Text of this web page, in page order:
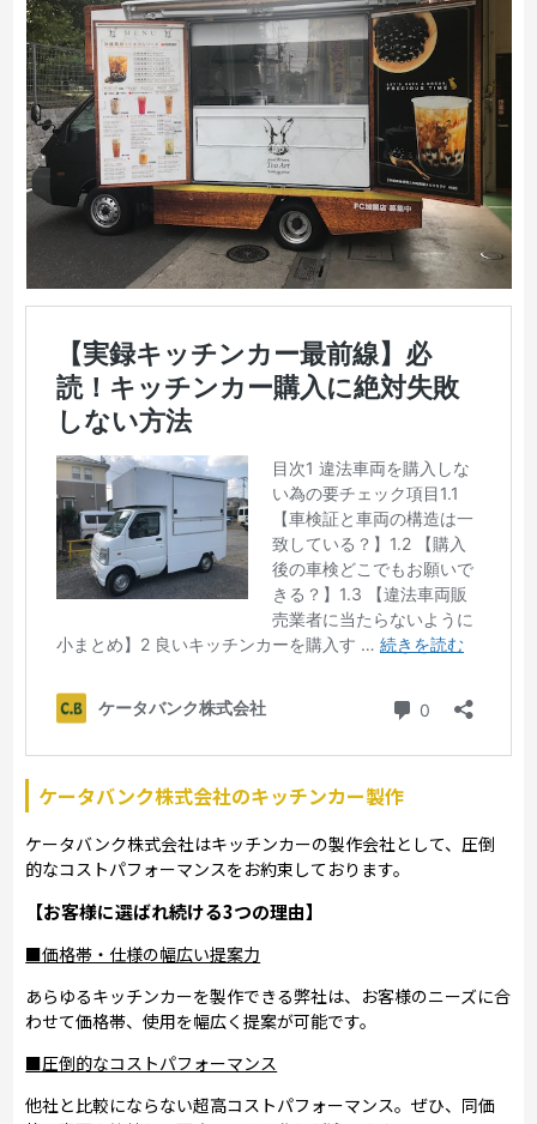
ケータバンク株式会社のキッチンカー製作
ケータバンク株式会社はキッチンカーの製作会社として、圧倒
的なコストパフォーマンスをお約束しております。
【お客様に選ばれ続ける3つの理由】
■価格帯・仕様の幅広い提案力
あらゆるキッチンカーを製作できる弊社は、お客様のニーズに合
わせて価格帯、使用を幅広く提案が可能です。
■圧倒的なコストパフォーマンス
他社と比較にならない超高コストパフォーマンス。ぜひ、同価